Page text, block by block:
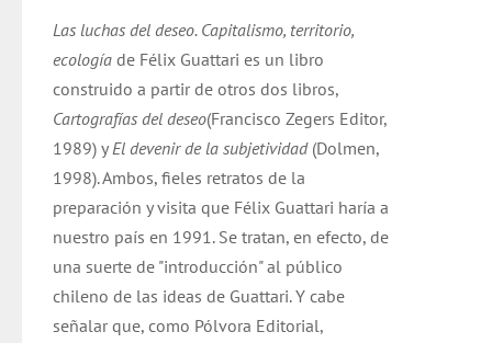
Las luchas del deseo. Capitalismo, territorio,
ecología de Félix Guattari es un libro
construido a partir de otros dos libros,
Cartografías del deseo(Francisco Zegers Editor,
1989) yEl devenir de la subjetividad(Dolmen,
1998). Ambos, fieles retratos de la
preparación y visita que Félix Guattari haría a
nuestro país en 1991. Se tratan, en efecto, de
una suerte de "introducción" al público
chileno de las ideas de Guattari. Y cabe
señalar que, como Pólvora Editorial,